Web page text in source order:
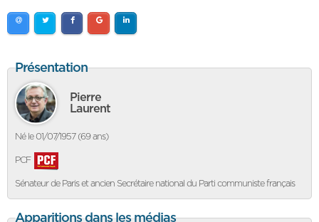
Présentation
Pierre
Laurent
Né le 01/07/1957 (69 ans)
PCF
Sénateur de Paris et ancien Secrétaire national du Parti communiste français
Apparitions dans les médias